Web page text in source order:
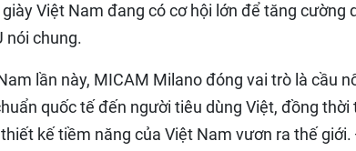
Việt Nam đang có cơ hội lớn để tăng
nói chung.
lần này, MICAM Milano đóng vai trò là cầu
quốc tế đến người tiêu dùng Việt, đồng
kế tiềm năng của Việt Nam vươn ra thế